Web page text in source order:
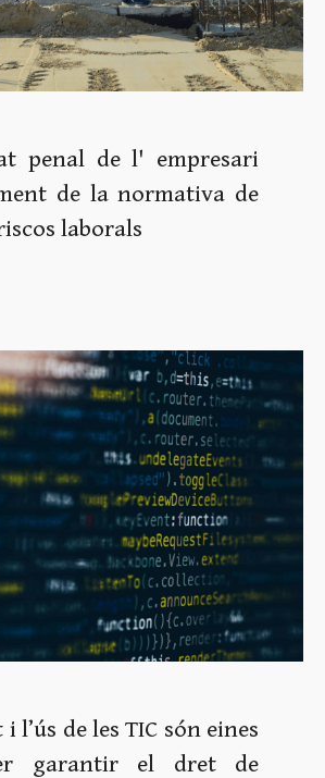
penal de l' empresari
de la normativa de
laborals
l’ús de les TIC són eines
garantir el dret de